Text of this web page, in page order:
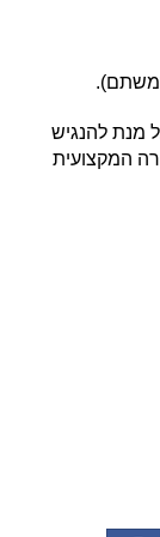
).
מנת להנגיש
המקצועית